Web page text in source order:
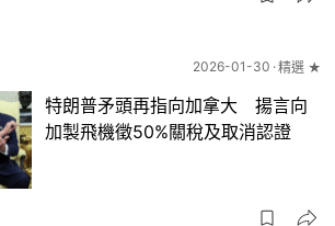
2026-01-30 精選 ★
特朗普矛頭再指向加拿大 揚言向
加製飛機徵50%關稅及取消認證